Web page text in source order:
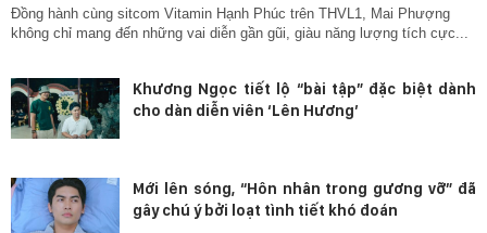
Đồng hành cùng sitcom Vitamin Hạnh Phúc trên THVL1, Mai Phượng
không chỉ mang đến những vai diễn gần gũi, giàu năng lượng tích cực...
Khương Ngọc tiết lộ “bài tập” đặc biệt dành
cho dàn diễn viên ‘Lên Hương’
Mới lên sóng, “Hôn nhân trong gương vỡ” đã
gây chú ý bởi loạt tình tiết khó đoán